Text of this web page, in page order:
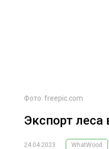
Фото: freepic.com
Экспорт леса
24.04.2023 WhatWood